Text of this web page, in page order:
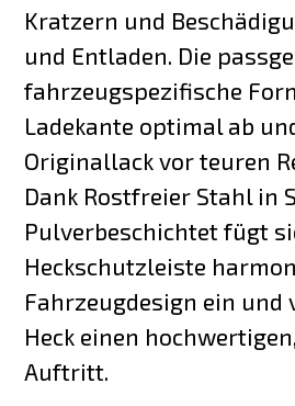
Kratzern und
und Entladen. Die
fahrzeugspezifische
Ladekante optimal ab
Originallack vor teuren
Dank Rostfreier Stahl in
Pulverbeschichtet fügt
Heckschutzleiste
Fahrzeugdesign ein und
Heck einen
Auftritt.